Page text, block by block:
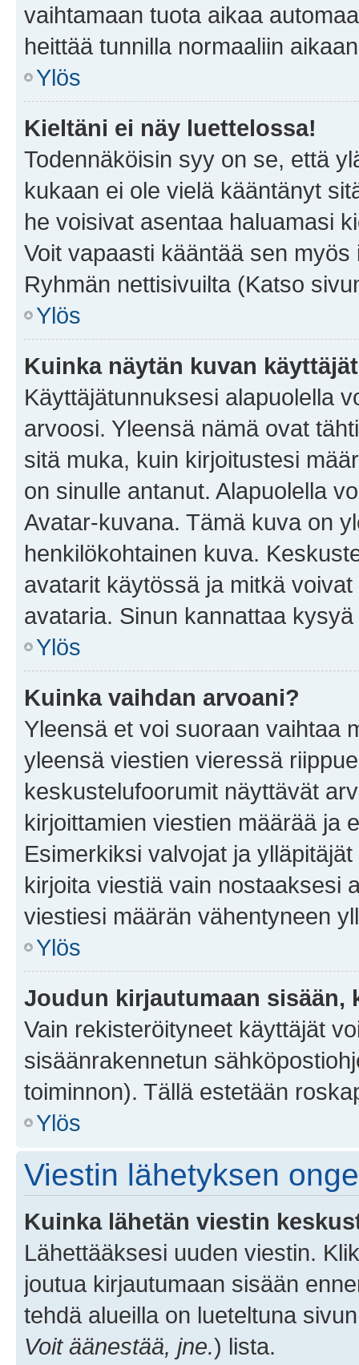
vaihtamaan tuota aikaa
heittää tunnilla normaaliin
Ylös
Kieltäni ei näy luettelossa!
Todennäköisin syy on se, että
kukaan ei ole vielä kääntänyt
he voisivat asentaa haluamasi
Voit vapaasti kääntää sen
Ryhmän nettisivuilta (Katso
Ylös
Kuinka näytän kuvan
Käyttäjätunnuksesi alapuolella
arvoosi. Yleensä nämä ovat
sitä muka, kuin kirjoitustesi
on sinulle antanut. Alapuolella
Avatar-kuvana. Tämä kuva on
henkilökohtainen kuva.
avatarit käytössä ja mitkä
avataria. Sinun kannattaa
Ylös
Kuinka vaihdan arvoani?
Yleensä et voi suoraan vaihtaa
yleensä viestien vieressä
keskustelufoorumit näyttävät
kirjoittamien viestien määrää ja
Esimerkiksi valvojat ja
kirjoita viestiä vain nostaaksesi
viestiesi määrän vähentyneen
Ylös
Joudun kirjautumaan sisään,
Vain rekisteröityneet käyttäjät
sisäänrakennetun
toiminnon). Tällä estetään
Ylös
Viestin lähetyksen
Kuinka lähetän viestin
Lähettääksesi uuden viestin.
joutua kirjautumaan sisään
tehdä alueilla on lueteltuna
Voit äänestää, jne.) lista.